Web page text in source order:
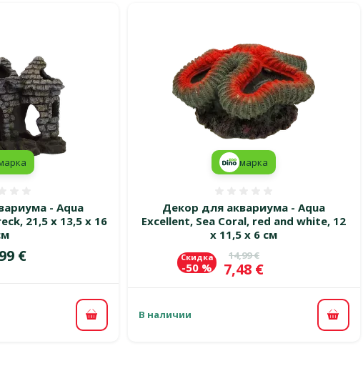
- Aqua
21,5 x 13,5 x 16
€
В корзину
Декор для аквариума - Aqua
Excellent, Sea Coral, red and white, 12
x 11,5 x 6 см
Исходная цена
14,99 €
Цена
7,48 €
Скидка
-50 %
марка
В наличии В